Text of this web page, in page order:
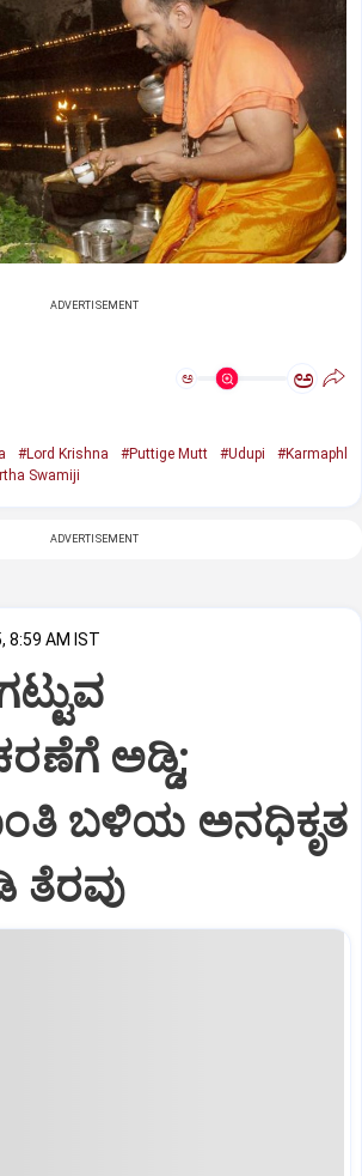
ADVERTISEMENT
ಅ ಅ
#Lord Krishna #Puttige Mutt #Udupi
#Karmaphl
Swamiji
ADVERTISEMENT
8:59 AM IST
ಅಡ್ಡಿ;
ಬಳಿಯ ಅನಧಿಕೃತ
ತೆರವು